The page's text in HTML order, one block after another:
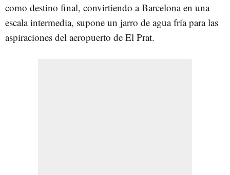
como destino final, convirtiendo a Barcelona en una
escala intermedia, supone un jarro de agua fría para las
aspiraciones del aeropuerto de El Prat.